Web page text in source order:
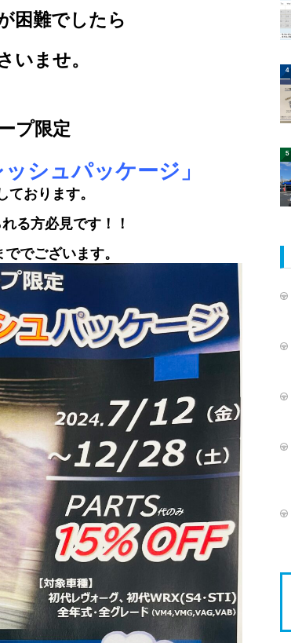
困難でしたら
いませ。
プ限定
シュパッケージ」
おります。
る方必見です！！
でございます。
4
5